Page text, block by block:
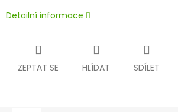
Detailní informace
ZEPTAT SE HLÍDAT SDÍLET